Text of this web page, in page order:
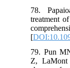
78.
treatment
[
79. Pun
Z,